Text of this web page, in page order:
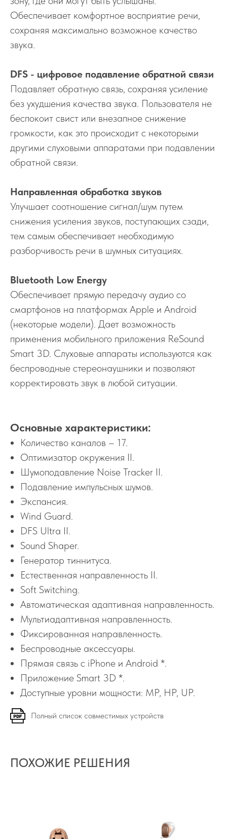
Обеспечивает комфортное восприятие речи,
сохраняя максимально возможное качество
звука.
DFS - цифровое подавление обратной связи
Подавляет обратную связь, сохраняя усиление
без ухудшения качества звука. Пользователя не
беспокоит свист или внезапное снижение
громкости, как это происходит с некоторыми
другими слуховыми аппаратами при подавлении
обратной связи.
Направленная обработка звуков
Улучшает соотношение сигнал/шум путем
снижения усиления звуков, поступающих сзади,
тем самым обеспечивает необходимую
разборчивость речи в шумных ситуациях.
Bluetooth Low Energy
Обеспечивает прямую передачу аудио со
смартфонов на платформах Apple и Android
(некоторые модели). Дает возможность
применения мобильного приложения ReSound
Smart 3D. Слуховые аппараты используются как
беспроводные стереонаушники и позволяют
корректировать звук в любой ситуации.
Основные характеристики:
Количество каналов – 17.
Оптимизатор окружения II.
Шумоподавление Noise Tracker II.
Подавление импульсных шумов.
Экспансия.
Wind Guard.
DFS Ultra II.
Sound Shaper.
Генератор тиннитуса.
Естественная направленность II.
Soft Switching.
Автоматическая адаптивная направленность.
Мультиадаптивная направленность.
Фиксированная направленность.
Беспроводные аксессуары.
Прямая связь с iPhone и Android *.
Приложение Smart 3D *.
Доступные уровни мощности: MP, HP, UP.
Полный список совместимых устройств
ПОХОЖИЕ РЕШЕНИЯ